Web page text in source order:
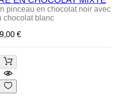
pinceau en chocolat noir avec
chocolat blanc
€Prix